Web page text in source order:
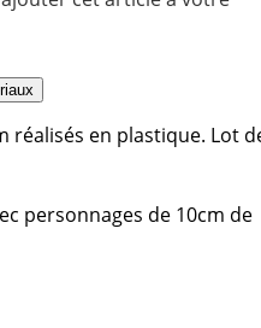
réalisés en plastique. Lot
personnages de 10cm de